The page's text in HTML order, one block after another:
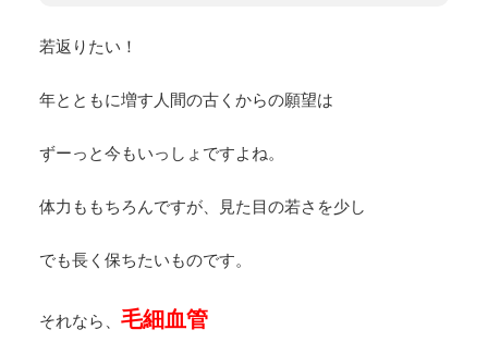
若返りたい！
年とともに増す人間の古くからの願望は
ずーっと今もいっしょですよね。
体力ももちろんですが、見た目の若さを少し
でも長く保ちたいものです。
それなら、 毛細血管